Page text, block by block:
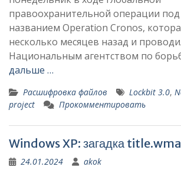
правоохранительной операции
названием Operation Cronos,
несколько месяцев назад и
Национальным агентством по
дальше …
Расшифровка файлов Lockbit 3.0,
project
Прокомментировать
Windows XP: загадка title.wma
24.01.2024 akok